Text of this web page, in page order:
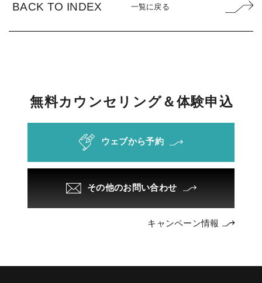
BACK TO INDEX 一覧に戻る
無料カ ウ ンセ リ ング＆体験申込
ウェブから予約
その他のお問い合わせ
キャンペーン情報